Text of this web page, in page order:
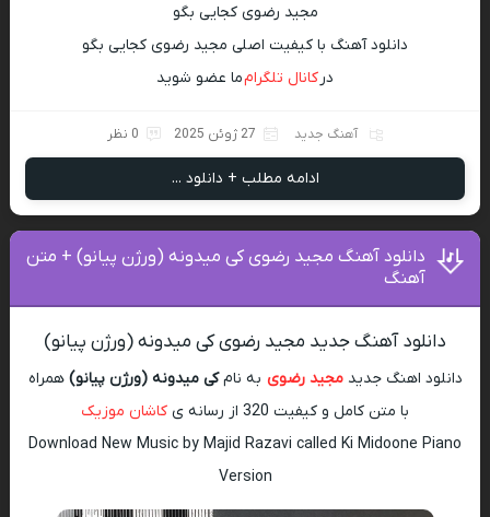
مجید رضوی کجایی بگو
دانلود آهنگ با کیفیت اصلی مجید رضوی کجایی بگو
درکانال تلگرامما عضو شوید
آهنگ جدید 27 ژوئن 2025 0 نظر
ادامه مطلب + دانلود ...
دانلود آهنگ مجید رضوی کی میدونه (ورژن پیانو) + متن
آهنگ
دانلود آهنگ جدید مجید رضوی کی میدونه (ورژن پیانو)
دانلود اهنگ جدیدمجید رضوی به نامکی میدونه (ورژن پیانو) همراه
با متن کامل و کیفیت 320 از رسانه ی
کاشان موزیک
Download New Music by Majid Razavi called Ki Midoone Piano
Version